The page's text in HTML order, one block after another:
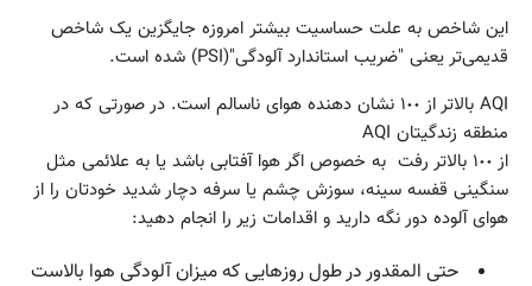
این شاخص به علت حساسیت بیشتر امروزه جایگزین یک شاخص
قدیمی‌تر یعنی "ضریب استاندارد آلودگی"(PSI) شده است.
AQI بالاتر از ١٠٠ نشان دهنده هوای ناسالم است. در صورتی که در
منطقه زندگیتان AQI
از ١٠٠ بالاتر رفت به خصوص اگر هوا آفتابی باشد یا به علائمی مثل
سنگینی قفسه سینه، سوزش چشم یا سرفه دچار شدید خودتان را از
هوای آلوده دور نگه دارید و اقدامات زیر را انجام دهید:
حتی المقدور در طول روزهایی که میزان آلودگی هوا بالاست